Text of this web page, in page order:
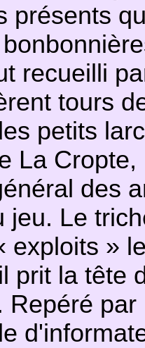
présents
recueilli
tours
petits
La
des
jeu. Le
exploits »
prit la tête
Repéré